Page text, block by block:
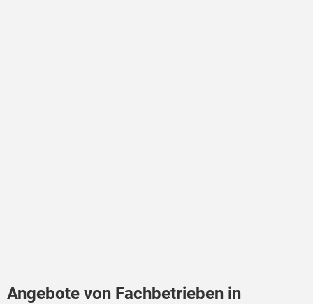
Angebote von Fachbetrieben in